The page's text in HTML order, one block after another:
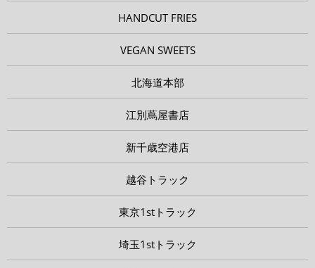
HANDCUT FRIES
VEGAN SWEETS
北海道本部
江別蔦屋書店
新千歳空港店
越谷トラック
東京1stトラック
埼玉1stトラック